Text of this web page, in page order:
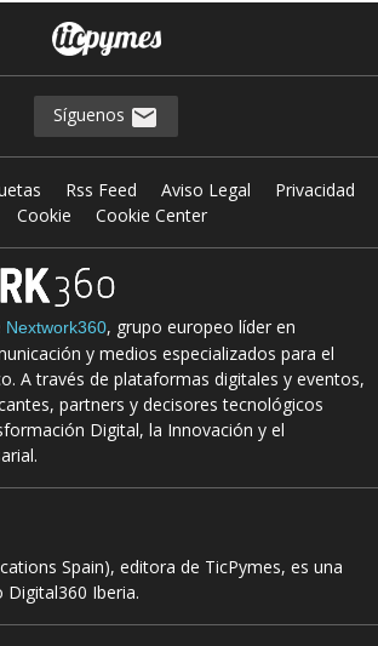
Síguenos
Rss Feed Aviso Legal
Privacidad
Cookie
Cookie Center
Nextwork360, grupo europeo líder en
y medios especializados para el
A través de plataformas digitales y eventos,
partners y decisores tecnológicos
Digital, la Innovación y el
Spain), editora de TicPymes, es una
Digital360 Iberia.